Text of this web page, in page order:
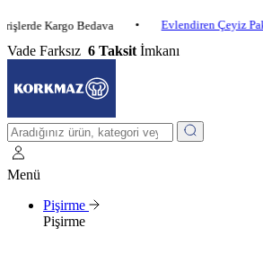
Kargo Bedava • Evlendiren Çeyiz Paketleri
Vade Farksız 6 Taksit İmkanı
Menü
Pişirme
Pişirme